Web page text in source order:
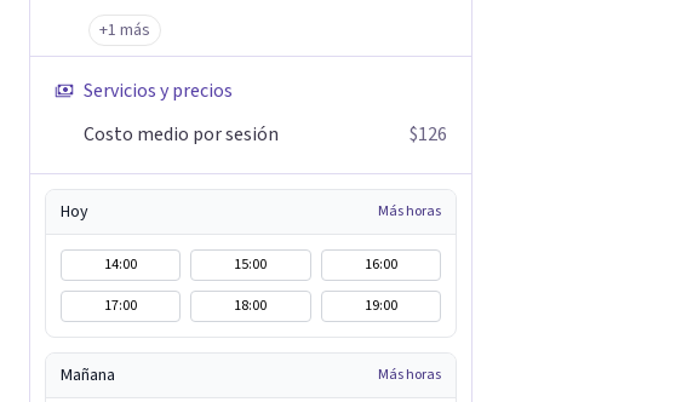
+1 más
Servicios y precios
Costo medio por sesión
$126
Hoy Más horas
14:00 15:00
16:00
17:00
18:00 19:00
Mañana Más horas